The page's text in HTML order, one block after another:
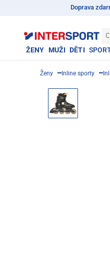
Doprava
ŽENY MUŽI DĚTI
Ženy Inline sporty